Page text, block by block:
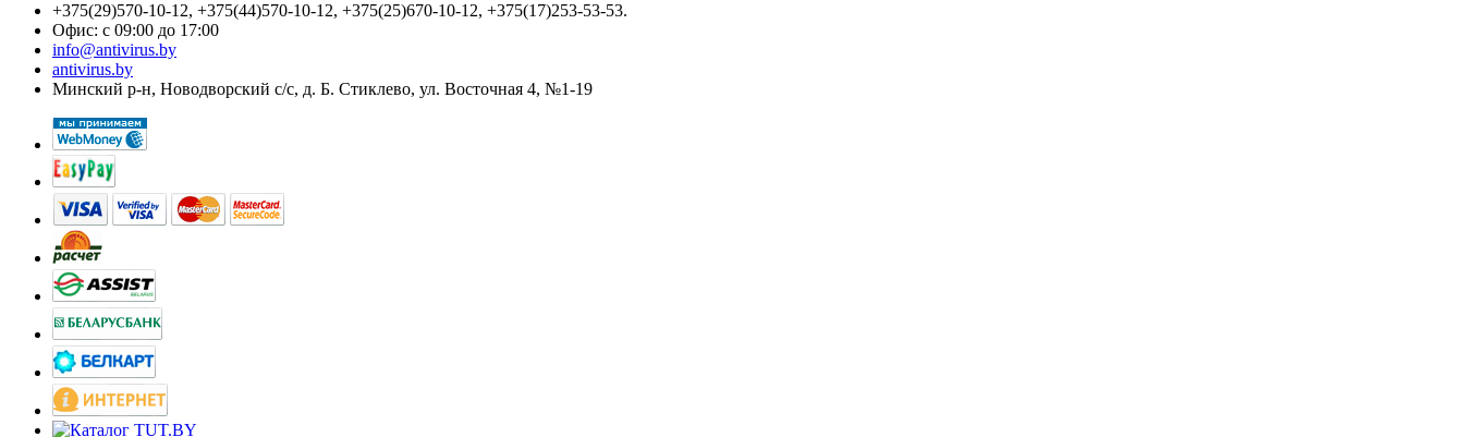
+375(29)570-10-12, +375(44)570-10-12, +375(25)670-10-12, +375(17)253-53-53.
Офис: с 09:00 до 17:00
info@antivirus.by
antivirus.by
Минский р-н, Новодворский с/с, д. Б. Стиклево, ул. Восточная 4, №1-19